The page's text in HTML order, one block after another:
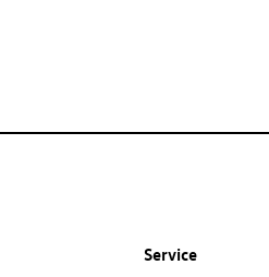
Service